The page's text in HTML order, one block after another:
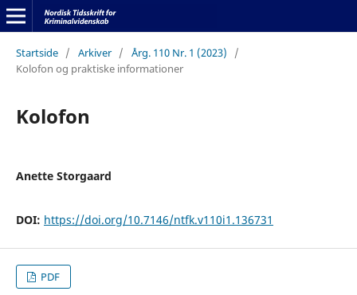
Startside / Arkiver / Årg. 110 Nr. 1 (2023)
/
Kolofon og praktiske informationer
Kolofon
Anette Storgaard
DOI: https://doi.org/10.7146/ntfk.v110i1.136731
PDF